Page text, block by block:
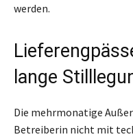
werden.
lange
Die mehrmonatige
Betreiberin nicht mit